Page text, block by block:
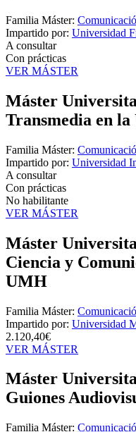
Familia Máster:
Impartido por: Universidad
A consultar
Con prácticas
VER MÁSTER
Máster
Transmedia en la
Familia Máster:
Impartido por: Universidad
A consultar
Con prácticas
No habilitante
VER MÁSTER
Máster
Ciencia y
UMH
Familia Máster:
Impartido por: Universidad
2.120,40€
VER MÁSTER
Máster
Guiones
Familia Máster: